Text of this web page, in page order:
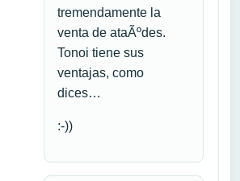
tremendamente la
venta de ataÃºdes.
Tonoi tiene sus
ventajas, como
dices…
:-))